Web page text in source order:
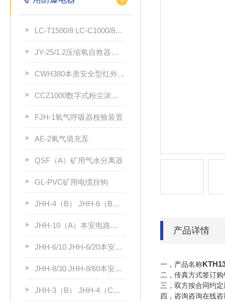
LC-T1500/8 LC-C1000/8煤矿用塑料溜槽
JY-25/1.2压缩氧自救器用安全阀
CWH380本质安全型红外测温仪
CCZ1000数字式粉尘浓度检验仪
FJH-1氧气呼吸器校验装置
AE-2氧气填充泵
QSF（A）矿用气水分离器
GL-PVC矿用电缆挂钩
JHH-4（B） JHH-6（B）矿用光缆接线盒
JHH-10（A）本安电路用接线盒
JHH-6/10 JHH-6/20本安电路用接线盒
JHH-8/30 JHH-8/60本安电路用接线盒
JHH-3（B） JHH-4（C）本安电路用接线盒
产品详情
一，产品名称
二，传真方式签订
三，双方按合同约
四，咨询咨询在线